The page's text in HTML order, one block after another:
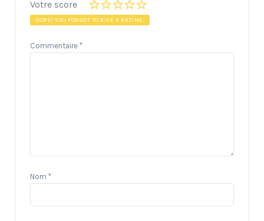
Votre score
OOPS! YOU FORGOT TO GIVE A RATING.
Commentaire *
Nom *